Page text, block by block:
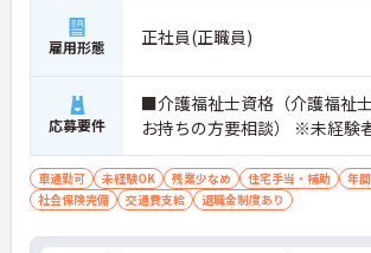
雇用形態 正社員(正職員)
応募要件
■介護福祉士資格（介護福祉
お持ちの方要相談） ※未経験
車通勤可 未経験OK 残業少なめ 住宅手当・補助
年
社会保険完備
交通費支給 退職金制度あり